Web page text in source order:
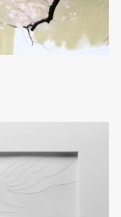
предлагают
усиливается его
Для
–